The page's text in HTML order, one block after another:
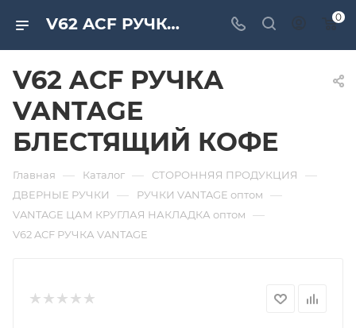
V62 ACF РУЧКА VANTAGE БЛЕСТЯЩИЙ КОФЕ. Дверная и мебельная фурнитура САМИР-КИЛИТ | Оптовые поставки 0
V62 ACF РУЧКА
VANTAGE
БЛЕСТЯЩИЙ КОФЕ
Главная — Каталог — СТОРОННЯЯ ПРОДУКЦИЯ —
ДВЕРНЫЕ РУЧКИ — РУЧКИ VANTAGE оптом —
VANTAGE ЦАМ КРУГЛАЯ НАКЛАДКА оптом —
V62 ACF РУЧКА VANTAGE